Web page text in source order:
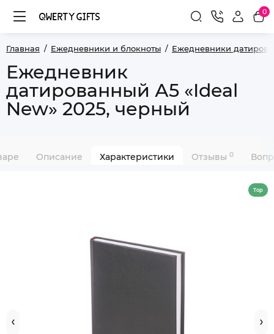
0
Главная Ежедневники и блокноты Ежедневники
Ежедневник
датированный А5 «Ideal
New» 2025, черный
Описание Характеристики Отзывы 0
Top